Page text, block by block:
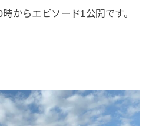
からエピソード1公開です。